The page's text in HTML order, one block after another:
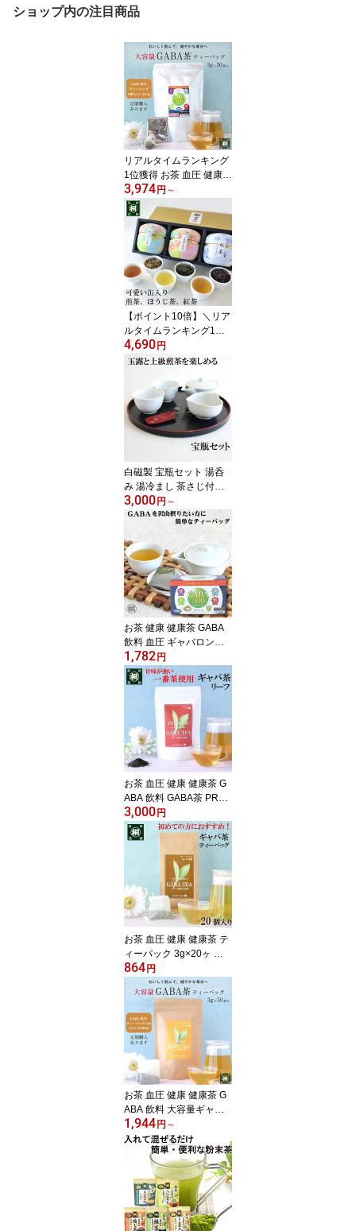
ショップ内の注目商品
リアルタイムランキング
1位獲得 お茶 血圧 健康
健康茶 GABA ティーバッ
グ 飲料 ギャバロン茶 GA
BA茶 3g×50個 ギャバ 大
容量 静岡産100％ ティー
バッグ 日本茶 gaba リラ
ックス 安眠 ダイエット
個包装 ティーパック 緑
茶 天然健康茶 添加物不
使用
3,974 円 ～
【ポイント10倍】＼リア
ルタイムランキング1位
入賞／ お茶 ギフト 御中
元 ギフト 鈴子缶3個セッ
うじ茶 25g 和紅茶 35g
年配 お茶 御礼 誕生日 日
本茶 お誕生日 特別な日
内祝 出産内祝 結婚内祝
4,690 円
白磁製 宝瓶セット 湯呑
み 湯冷まし 茶さじ付き
煎茶道具 セット 常滑焼
ほうひん 宝瓶急須 茶器
ち手なし 日本製 陶器 高
級煎茶 玉露 お茶 緑茶 煎
茶道 お稽古 道具 職人 丁
寧な暮らし ギフト プレ
ゼント 贈り物 葉桐 茶
器 陶器 おしゃれ
3,000 円 ～
お茶 健康 健康茶 GABA
飲料 血圧 ギャバロン茶
GABA300 3g×20個 ギャ
バ 静岡産100％ ティーバ
ッグ 日本茶 健康茶 煎茶
ックス 安眠 ダイエット
緑茶 天然健康茶 添加物
不使用 静岡県産100％ 普
段飲み 飲みやすい
1,782 円
お茶 血圧 健康 健康茶 G
ABA 飲料 GABA茶 PRE
MIUMギャバロン茶リー
フ 100g 冷茶 茶葉 ギャバ
ロン茶 静岡産100% 国産
茶葉 日本茶 静岡茶 お茶
っ葉 緑茶 GABA gaba リ
ラックス 安眠 ダイエッ
トに 高品質 一番茶 ギャ
バ茶
3,000 円
お茶 血圧 健康 健康茶 テ
ィーパック 3g×20ヶ 血
圧 GABA 飲料 ティーバ
ッグ 静岡産100％ 国産
健康茶 お茶パック 日本
茶 静岡茶 GABA gaba リ
ラックス 安眠 ダイエッ
トに忙しい会社員・主婦
の味方！
864 円
お茶 血圧 健康 健康茶 G
ABA 飲料 大容量ギャバ
ロン茶 ティーパック 3g×
50ヶ 静岡産100％ 国産
冷茶 茶葉 お茶の葉桐 健
康茶 お茶パック 日本茶
静岡茶 gaba リラックス
安眠 ダイエットに忙しい
会社員・主婦の味方！
1,944 円 ～